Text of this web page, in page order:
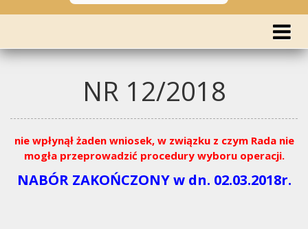
NR 12/2018
nie wpłynął żaden wniosek, w związku z czym Rada nie
mogła przeprowadzić procedury wyboru operacji.
NABÓR ZAKOŃCZONY w dn. 02.03.2018r.